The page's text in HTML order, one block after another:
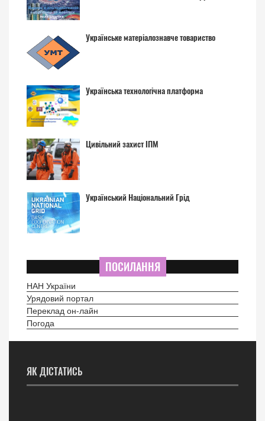
Українське матеріалознавче товариство
Українська технологічна платформа
Цивільний захист ІПМ
Український Національний Грід
ПОСИЛАННЯ
НАН України
Урядовий портал
Переклад он-лайн
Погода
ЯК ДІСТАТИСЬ